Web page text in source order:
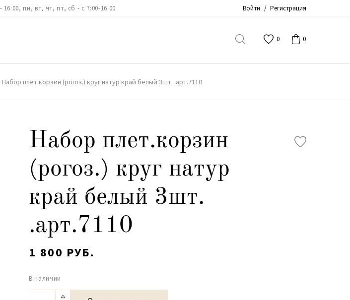
пн, вт, чт, пт, сб - с 7:00-16:00 Войти / Регистрация
0 0
Набор плет.корзин (рогоз.) круг натур край белый 3шт. .арт.7110
Набор плет.корзин
(рогоз.) круг натур
край белый 3шт.
.арт.7110
1 800 РУБ.
В наличии